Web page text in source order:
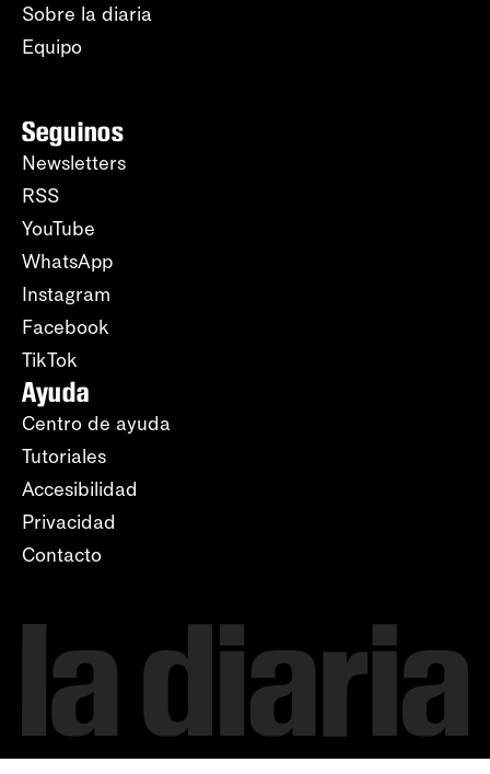
Sobre la diaria
Equipo
Seguinos
Newsletters
RSS
YouTube
WhatsApp
Instagram
Facebook
TikTok
Ayuda
Centro de ayuda
Tutoriales
Accesibilidad
Privacidad
Contacto